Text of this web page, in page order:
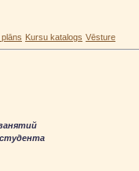
Kursu katalogs Vēsture